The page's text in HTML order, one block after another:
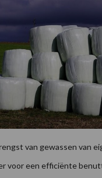
van gewassen van
voor een efficiënte